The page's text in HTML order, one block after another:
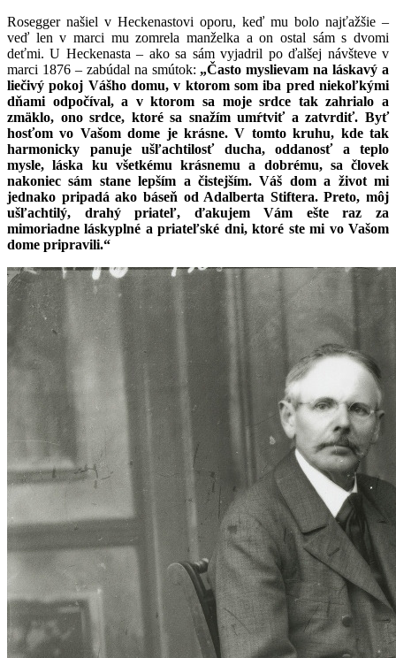
Rosegger našiel v Heckenastovi oporu, keď mu bolo najťažšie –
veď len v marci mu zomrela manželka a on ostal sám s dvomi
deťmi. U Heckenasta – ako sa sám vyjadril po ďalšej návšteve v
marci 1876 – zabúdal na smútok: „Často myslievam na láskavý a
liečivý pokoj Vášho domu, v ktorom som iba pred niekoľkými
dňami odpočíval, a v ktorom sa moje srdce tak zahrialo a
zmäklo, ono srdce, ktoré sa snažím umŕtviť a zatvrdiť. Byť
hosťom vo Vašom dome je krásne. V tomto kruhu, kde tak
harmonicky panuje ušľachtilosť ducha, oddanosť a teplo
mysle, láska ku všetkému krásnemu a dobrému, sa človek
nakoniec sám stane lepším a čistejším. Váš dom a život mi
jednako pripadá ako báseň od Adalberta Stiftera. Preto, môj
ušľachtilý, drahý priateľ, ďakujem Vám ešte raz za
mimoriadne láskyplné a priateľské dni, ktoré ste mi vo Vašom
dome pripravili.“